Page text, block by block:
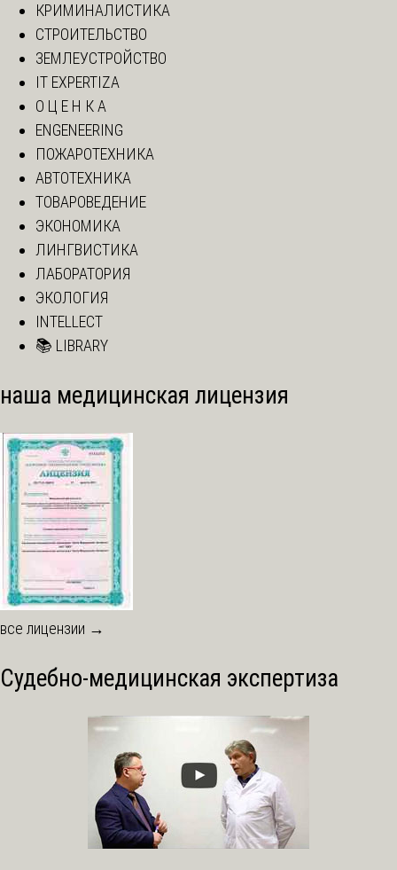
КРИМИНАЛИСТИКА
СТРОИТЕЛЬСТВО
ЗЕМЛЕУСТРОЙСТВО
IT EXPERTIZA
О Ц Е Н К А
ENGENEERING
ПОЖАРОТЕХНИКА
АВТОТЕХНИКА
ТОВАРОВЕДЕНИЕ
ЭКОНОМИКА
ЛИНГВИСТИКА
ЛАБОРАТОРИЯ
ЭКОЛОГИЯ
INTELLECT
📚 LIBRARY
наша медицинская лицензия
все лицензии →
Судебно-медицинская экспертиза